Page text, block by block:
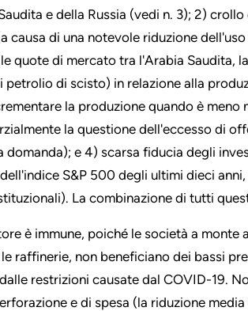
e della Russia (vedi n. 3); 2)
causa di una notevole riduzione
quote di mercato tra l'Arabia Saudita,
petrolio di scisto) in relazione alla
la produzione quando è
la questione dell'eccesso di
domanda); e 4) scarsa fiducia degli
S&P 500 degli ultimi dieci
La combinazione di tutti
è immune, poiché le società a
raffinerie, non beneficiano dei bassi
restrizioni causate dal COVID-19.
e di spesa (la riduzione